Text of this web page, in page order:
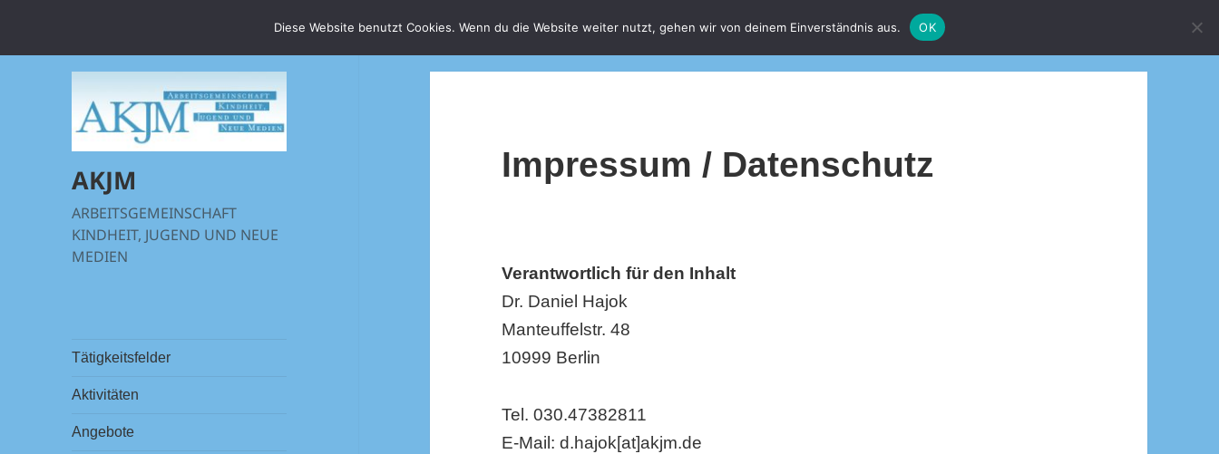
AKJM
ARBEITSGEMEINSCHAFT
KINDHEIT, JUGEND UND NEUE
MEDIEN
Tätigkeitsfelder
Aktivitäten
Angebote
Impressum / Datenschutz
Verantwortlich für den Inhalt
Dr. Daniel Hajok
Manteuffelstr. 48
10999 Berlin
Tel. 030.47382811
E-Mail: d.hajok[at]akjm.de
Diese Website benutzt Cookies. Wenn du die Website weiter nutzt, gehen wir von deinem Einverständnis aus. OK